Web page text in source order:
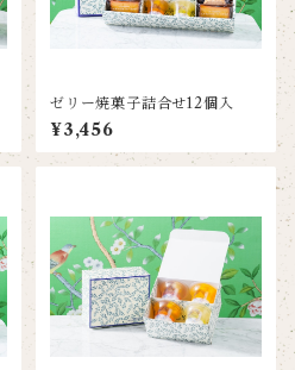
ゼリー焼菓子詰合せ12個入
¥3,456